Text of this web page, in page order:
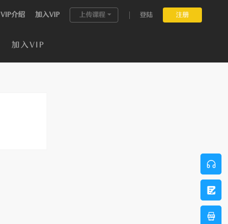
VIP介绍 加入VIP 上传课程 登陆 注册
加入VIP